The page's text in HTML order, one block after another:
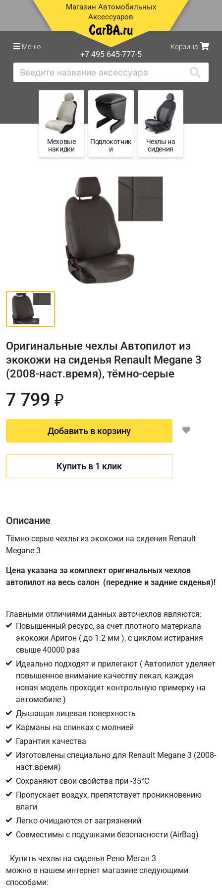
Магазин Автомобильных
Аксессуаров
Меню
+7 495 645-777-5
Корзина
Меховые
накидки
Подлокотник
и
Чехлы на
сидения
Оригинальные чехлы Автопилот из
экокожи на сиденья Renault Megane 3
(2008-наст.время), тёмно-серые
7 799 ₽
Добавить в корзину
Купить в 1 клик
Имя
Соглашение об обработке персональных данных
Для подтверждения своего согласия на обработку ваших
персональных данных в целях исполнения запроса введите
в поле ниже цифру
Цифра с картинки
Описание
Тёмно-серые чехлы из экокожи на сидения Renault
Megane 3
Цена указана за комплект оригинальных чехлов
автопилот на весь салон (передние и задние сиденья)!
Главными отличиями данных авточехлов являются:
Повышенный ресурс, за счет плотного материала
экокожи Аригон ( до 1.2 мм ), с циклом истирания
свыше 40000 раз
Идеально подходят и прилегают ( Автопилот уделяет
повышенное внимание качеству лекал, каждая
новая модель проходит контрольную примерку на
автомобиле )
Дышащая лицевая поверхность
Карманы на спинках с молнией
Гарантия качества
Изготовлены специально для Renault Megane 3 (2008-
наст.время)
Сохраняют свои свойства при -35°С
Пропускает воздух, препятствует проникновению
влаги
Легко очищаются от загрязнений
Совместимы с подушками безопасности (AirBag)
Купить чехлы на сиденья Рено Меган 3
можно в нашем интернет магазине следующими
способами: